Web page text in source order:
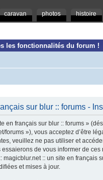
caravan photos histoire
les fonctionnalités du forum !
sur blur :: forums -
en français sur blur :: forums »
forums »), vous acceptez d’être
veuillez ne pas utiliser et
de vous informer de
:: un site en
et mises à jour.